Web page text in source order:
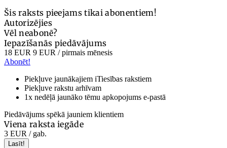
Šis raksts pieejams tikai abonentiem!
Autorizējies
Vēl neabonē?
Iepazīšanās piedāvājums
18 EUR 9 EUR / pirmais mēnesis
Abonēt!
Piekļuve jaunākajiem iTiesības rakstiem
Piekļuve rakstu arhīvam
1x nedēļā jaunāko tēmu apkopojums e-pastā
Piedāvājums spēkā jauniem klientiem
Viena raksta iegāde
3 EUR / gab.
Lasīt!